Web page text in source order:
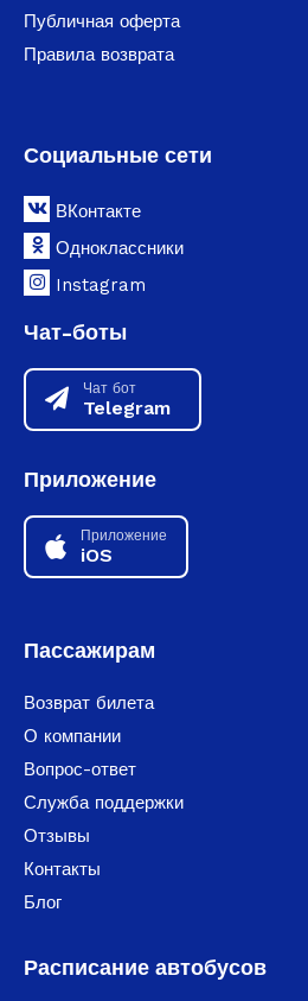
Публичная оферта
Правила возврата
Социальные сети
ВКонтакте
Одноклассники
Instagram
Чат-боты
Чат бот
Telegram
Приложение
Приложение
iOS
Пассажирам
Возврат билета
О компании
Вопрос-ответ
Служба поддержки
Отзывы
Контакты
Блог
Расписание автобусов